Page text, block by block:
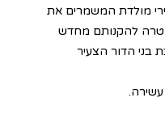
מולדת המשמרים את
להקנותם מחדש
בני הדור הצעיר